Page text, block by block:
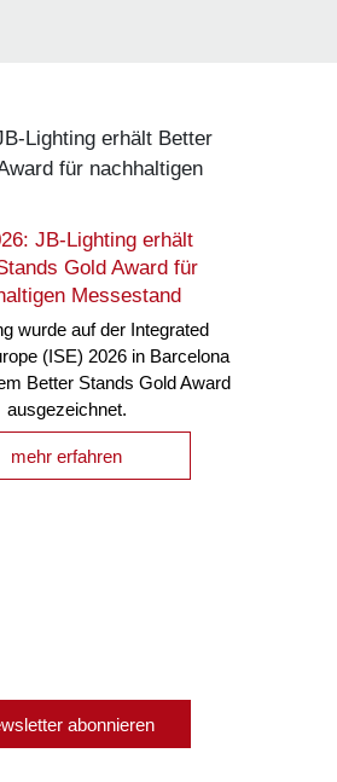
JB-Lighting erhält
Gold Award für
Messestand
wurde auf der Integrated
(ISE) 2026 in Barcelona
Better Stands Gold Award
ausgezeichnet.
mehr erfahren
abonnieren